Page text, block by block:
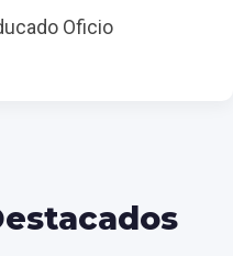
Oficio